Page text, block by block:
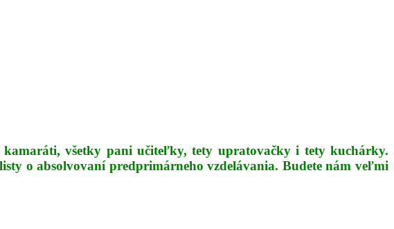
všetky pani učiteľky, tety upratovačky i tety kuchárky.
o absolvovaní predprimárneho vzdelávania. Budete nám veľmi